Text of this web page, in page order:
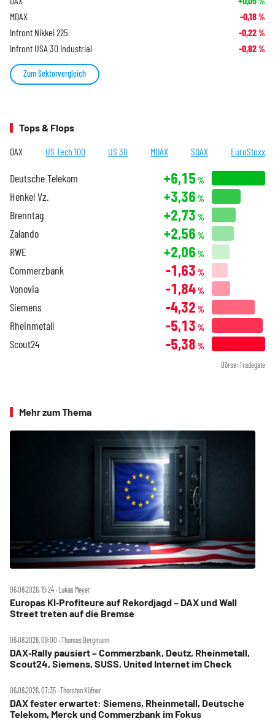
MDAX -0,18%
Infront Nikkei 225 -0,22%
Infront USA 30 Industrial -0,82%
Zum Sektorvergleich
Tops & Flops
DAX US Tech 100 US 30 MDAX SDAX EuroStoxx
Deutsche Telekom +6,15 %
Henkel Vz. +3,36 %
Brenntag +2,73 %
Zalando +2,56 %
RWE +2,06 %
Commerzbank -1,63 %
Vonovia -1,84%
Siemens -4,32 %
Rheinmetall -5,13 %
Scout24 -5,38 %
Börse: Tradegate
Mehr zum Thema
06.08.2026, 19:24 ‧ Lukas Meyer
Europas KI‑Profiteure auf Rekordjagd – DAX und Wall
Street treten auf die Bremse
06.08.2026, 09:00 ‧ Thomas Bergmann
DAX‑Rally pausiert – Commerzbank, Deutz, Rheinmetall,
Scout24, Siemens, SUSS, United Internet im Check
06.08.2026, 07:35 ‧ Thorsten Küfner
DAX fester erwartet: Siemens, Rheinmetall, Deutsche
Telekom, Merck und Commerzbank im Fokus